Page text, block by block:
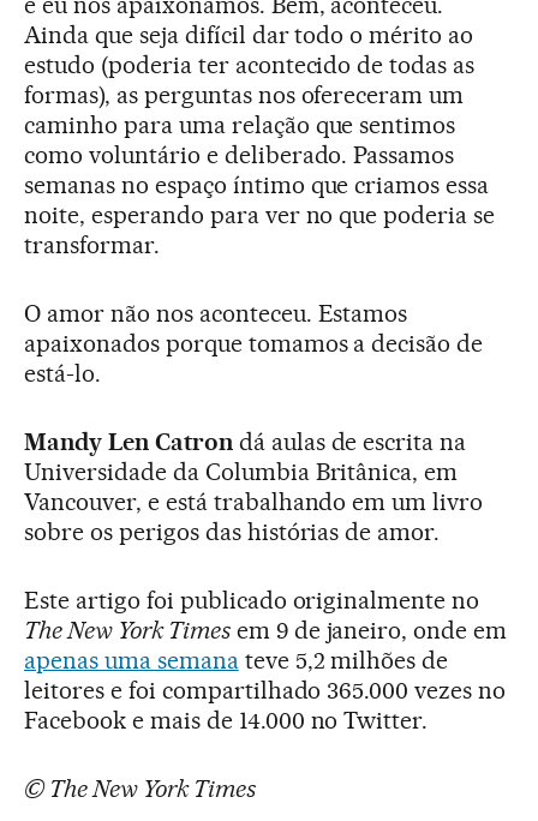
Ainda que seja difícil dar todo o mérito ao
estudo (poderia ter acontecido de todas as
formas), as perguntas nos ofereceram um
caminho para uma relação que sentimos
como voluntário e deliberado. Passamos
semanas no espaço íntimo que criamos essa
noite, esperando para ver no que poderia se
transformar.
O amor não nos aconteceu. Estamos
apaixonados porque tomamos a decisão de
está-lo.
Mandy Len Catrondá aulas de escrita na
Universidade da Columbia Britânica, em
Vancouver, e está trabalhando em um livro
sobre os perigos das histórias de amor.
Este artigo foi publicado originalmente no
The New York Timesem 9 de janeiro, onde em
apenas uma semanateve 5,2 milhões de
leitores e foi compartilhado 365.000 vezes no
Facebook e mais de 14.000 no Twitter.
© The New York Times